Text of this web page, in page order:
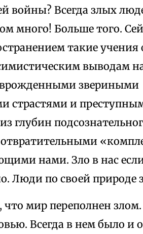
войны? Всегда злых
много! Больше того.
такие учения
выводам
звериными
страстями и
глубин
нами. Зло в нас
Люди по своей природе
мир переполнен злом.
Всегда в нем было и